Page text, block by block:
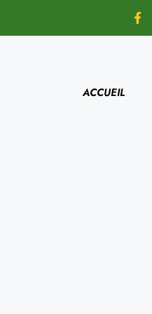
ACCUEIL